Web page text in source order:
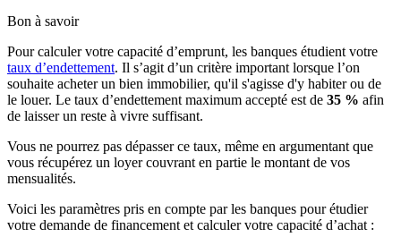
Bon à savoir
Pour calculer votre capacité d’emprunt, les banques étudient votre
taux d’endettement. Il s’agit d’un critère important lorsque l’on
souhaite acheter un bien immobilier, qu'il s'agisse d'y habiter ou de
le louer. Le taux d’endettement maximum accepté est de 35 % afin
de laisser un reste à vivre suffisant.
Vous ne pourrez pas dépasser ce taux, même en argumentant que
vous récupérez un loyer couvrant en partie le montant de vos
mensualités.
Voici les paramètres pris en compte par les banques pour étudier
votre demande de financement et calculer votre capacité d’achat :